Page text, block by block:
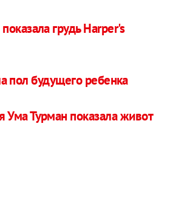
грудь Harper's
пол будущего ребенка
Ума Турман показала живот